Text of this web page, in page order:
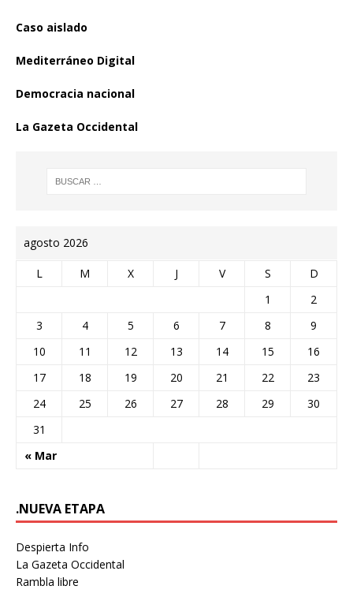
Caso aislado
Mediterráneo Digital
Democracia nacional
La Gazeta Occidental
agosto 2026
L M X J V S D
« Mar
1
2
3
4 5 6 7 8
9
10
11 12 13 14 15
16
17
18 19 20 21 22
23
24
25 26 27 28 29
30
31
.NUEVA ETAPA
Despierta Info
La Gazeta Occidental
Rambla libre